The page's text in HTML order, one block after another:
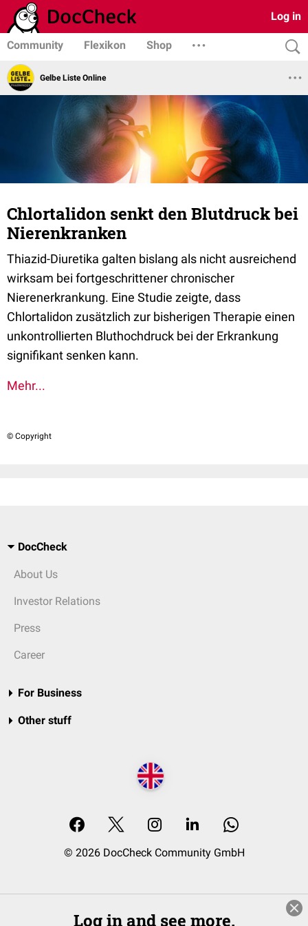
Log in
Community Flexikon Shop
Gelbe Liste Online
Chlortalidon senkt den Blutdruck bei
Nierenkranken
Thiazid-Diuretika galten bislang als nicht ausreichend
wirksam bei fortgeschrittener chronischer
Nierenerkrankung. Eine Studie zeigte, dass
Chlortalidon zusätzlich zur bisherigen Therapie einen
unkontrollierten Bluthochdruck bei der Erkrankung
signifikant senken kann.
Mehr...
© Copyright
DocCheck
About Us
Investor Relations
Press
Career
For Business
Other stuff
© 2026 DocCheck Community GmbH
Log in and see more.